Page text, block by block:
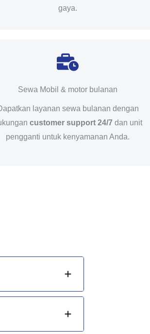
gaya.
Sewa Mobil & motor bulanan
layanan sewa bulanan dengan
customer support 24/7 dan unit
pengganti untuk kenyamanan Anda.